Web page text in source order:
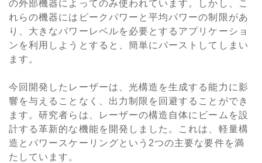
の外部機器によってのみ使われています。しかし、こ
れらの機器にはピークパワーと平均パワーの制限があ
り、大きなパワーレベルを必要とするアプリケーショ
ンを利用しようとすると、簡単にバーストしてしまい
ます。
今回開発したレーザーは、光構造を生成する能力に影
響を与えることなく、出力制限を回避することができ
ます。研究者らは、レーザーの構造自体にビームを設
計する革新的な機能を開発しました。これは、軽量構
造とパワースケーリングという2つの主要な要件を満
たしています。